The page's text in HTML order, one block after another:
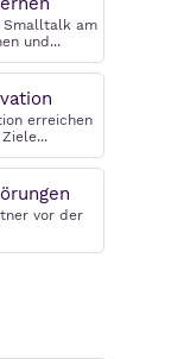
Smalltalk am
und...
erreichen
vor der